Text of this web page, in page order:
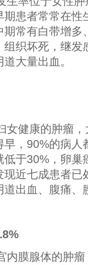
患者常常在性
常有白带增多
织坏死，继发
大量出血。
女健康的肿瘤
，90%的病人
于30%，卵巢
近七成患者已
出血、腹痛、
内膜腺体的肿